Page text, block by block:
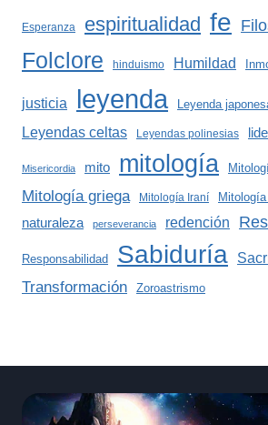
Esperanza espiritualidad fe
Folclore hinduismo Humildad
justicia leyenda Leyenda
Leyendas celtas Leyendas polinesias
Misericordia mito mitología
Mitología griega Mitología Iraní
naturaleza perseverancia redención
Responsabilidad Sabiduría
Transformación Zoroastrismo